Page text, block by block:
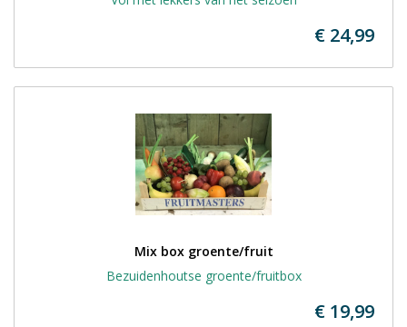
€ 24,99
Mix box groente/fruit
Bezuidenhoutse groente/fruitbox
€ 19,99